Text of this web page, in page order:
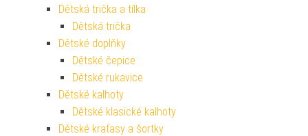
Dětská trička a tílka
Dětská trička
Dětské doplňky
Dětské čepice
Dětské rukavice
Dětské kalhoty
Dětské klasické kalhoty
Dětské kraťasy a šortky